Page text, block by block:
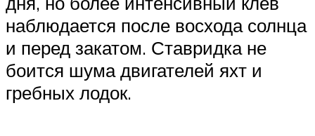
наблюдается после восхода солнца
и перед закатом. Ставридка не
боится шума двигателей яхт и
гребных лодок.